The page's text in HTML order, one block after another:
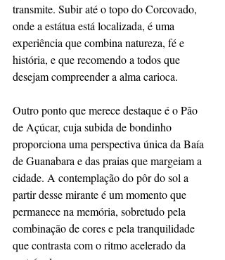
transmite. Subir até o topo do Corcovado,
onde a estátua está localizada, é uma
experiência que combina natureza, fé e
história, e que recomendo a todos que
desejam compreender a alma carioca.
Outro ponto que merece destaque é o Pão
de Açúcar, cuja subida de bondinho
proporciona uma perspectiva única da Baía
de Guanabara e das praias que margeiam a
cidade. A contemplação do pôr do sol a
partir desse mirante é um momento que
permanece na memória, sobretudo pela
combinação de cores e pela tranquilidade
que contrasta com o ritmo acelerado da